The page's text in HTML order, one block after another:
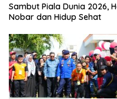
Sambut Piala Dunia 2026,
Nobar dan Hidup Sehat